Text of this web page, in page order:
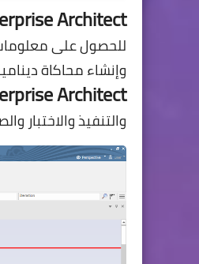
Architect
للحصول على
Architect
والتنفيذ والاختبار